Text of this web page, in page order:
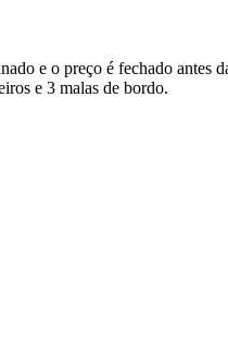
e o preço é fechado antes
e 3 malas de bordo.